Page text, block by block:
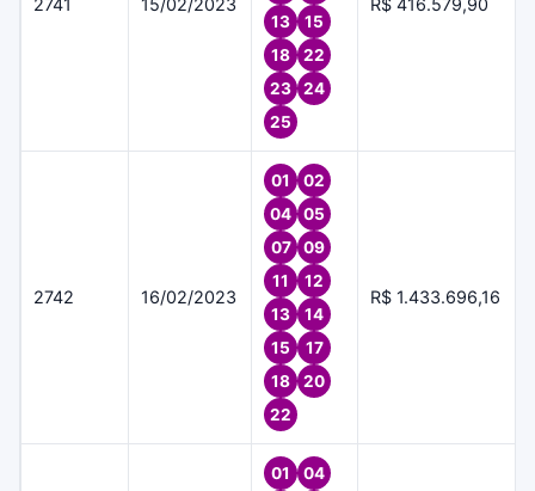
2741 15/02/2023
13
15
18
22
23
24
25
R$ 416.579,90
2742 16/02/2023
01
02
04
05
07
09
11
12
13
14
15
17
18
20
22
R$ 1.433.696,16
01 04